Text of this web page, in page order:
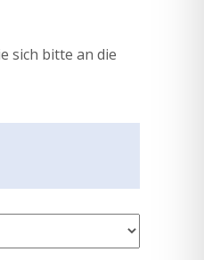
sich bitte an die